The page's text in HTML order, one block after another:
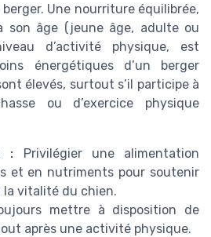
Une nourriture équilibrée,
son âge (jeune âge, adulte ou
d’activité physique, est
énergétiques d’un berger
élevés, surtout s’il participe à
ou d’exercice physique
: Privilégier une alimentation
et en nutriments pour soutenir
vitalité du chien.
mettre à disposition de
après une activité physique.